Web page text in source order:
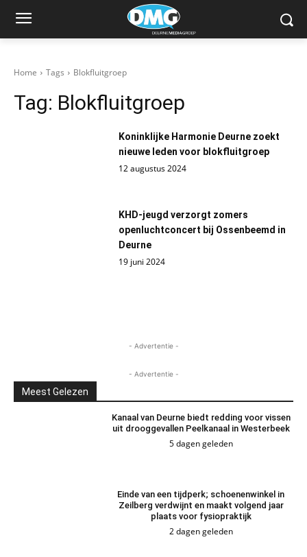
Home Tags Blokfluitgroep
Tag: Blokfluitgroep
Koninklijke Harmonie Deurne zoekt
nieuwe leden voor blokfluitgroep
12 augustus 2024
KHD-jeugd verzorgt zomers
openluchtconcert bij Ossenbeemd in
Deurne
19 juni 2024
- Advertentie -
- Advertentie -
Meest Gelezen
Kanaal van Deurne biedt redding voor vissen
uit drooggevallen Peelkanaal in Westerbeek
5 dagen geleden
Einde van een tijdperk; schoenenwinkel in
Zeilberg verdwijnt en maakt volgend jaar
plaats voor fysiopraktijk
2 dagen geleden